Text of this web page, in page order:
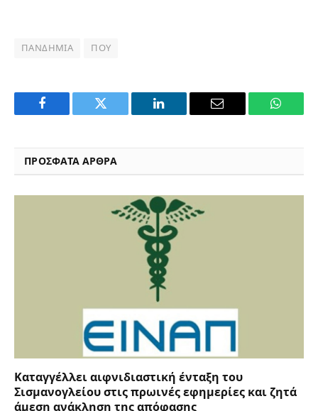
ΠΑΝΔΗΜΊΑ ΠΟΥ
Facebook Twitter LinkedIn Email
ΠΡΟΣΦΑΤΑ ΑΡΘΡΑ
Καταγγέλλει αιφνιδιαστική ένταξη του
Σισμανογλείου στις πρωινές εφημερίες και ζητά
άμεση ανάκληση της απόφασης